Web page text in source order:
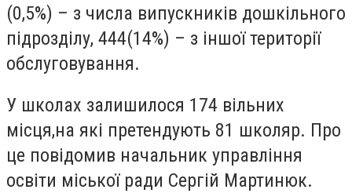
(0,5%) – з числа випускників дошкільного
підрозділу, 444(14%) – з іншої території
обслуговування.
У школах залишилося 174 вільних
місця,на які претендують 81 школяр. Про
це повідомив начальник управління
освіти міської ради Сергій Мартинюк.